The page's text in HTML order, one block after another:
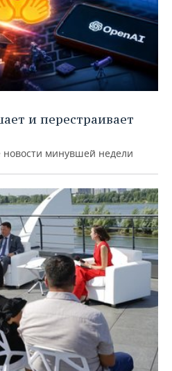
и перестраивает
новости минувшей недели